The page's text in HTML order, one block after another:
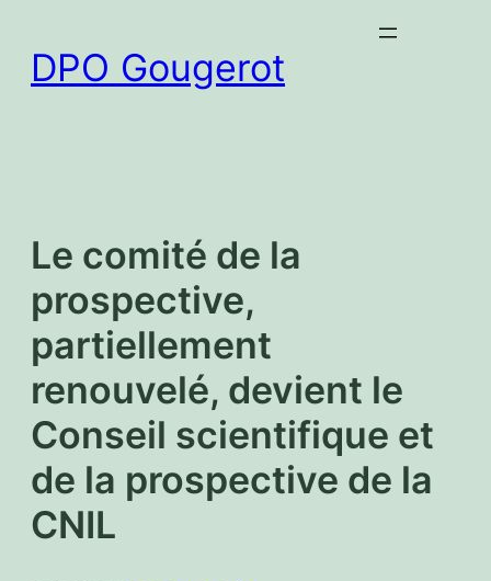
contenu
DPO Gougerot
Le comité de la
prospective,
partiellement
renouvelé, devient le
Conseil scientifique et
de la prospective de la
CNIL